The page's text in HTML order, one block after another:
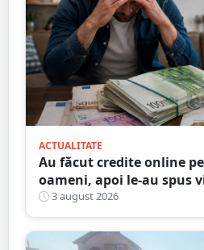
ACTUALITATE
Au făcut credite online
oameni, apoi le-au spus
sunt din... moștenire
3 august 2026